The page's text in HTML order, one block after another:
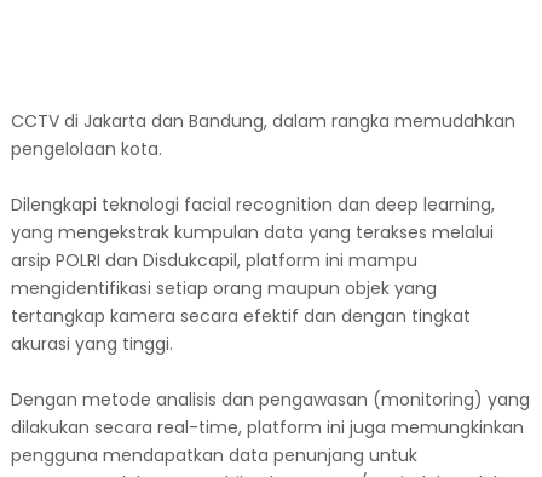
CCTV di Jakarta dan Bandung, dalam rangka memudahkan
pengelolaan kota.
Dilengkapi teknologi facial recognition dan deep learning,
yang mengekstrak kumpulan data yang terakses melalui
arsip POLRI dan Disdukcapil, platform ini mampu
mengidentifikasi setiap orang maupun objek yang
tertangkap kamera secara efektif dan dengan tingkat
akurasi yang tinggi.
Dengan metode analisis dan pengawasan (monitoring) yang
dilakukan secara real-time, platform ini juga memungkinkan
pengguna mendapatkan data penunjang untuk